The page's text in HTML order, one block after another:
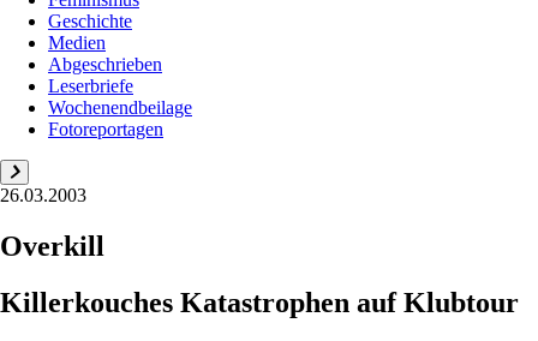
Geschichte
Medien
Abgeschrieben
Leserbriefe
Wochenendbeilage
Fotoreportagen
26.03.2003
Overkill
Killerkouches Katastrophen auf Klubtour